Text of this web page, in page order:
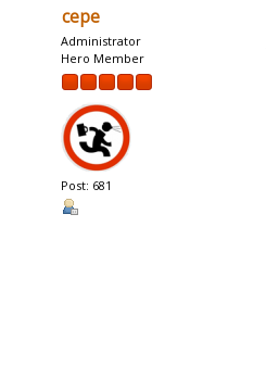
cepe
Administrator
Hero Member
Post: 681